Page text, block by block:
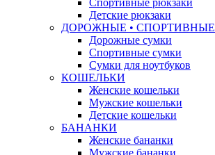
Спортивные рюкзаки
Детские рюкзаки
ДОРОЖНЫЕ • СПОРТИВНЫЕ
Дорожные сумки
Спортивные сумки
Сумки для ноутбуков
КОШЕЛЬКИ
Женские кошельки
Мужские кошельки
Детские кошельки
БАНАНКИ
Женские бананки
Мужские бананки